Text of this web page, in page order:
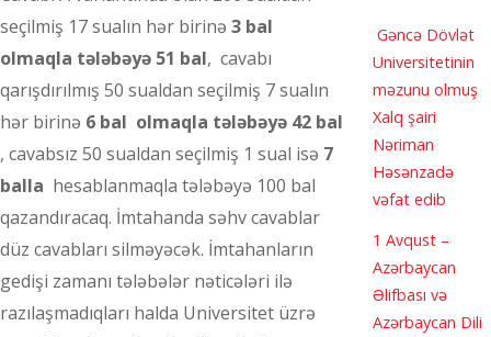
seçilmiş 17 sualın hər birinə 3 bal
olmaqla tələbəyə 51 bal, cavabı
qarışdırılmış 50 sualdan seçilmiş 7 sualın
hər birinə 6 bal olmaqla tələbəyə 42 bal
, cavabsız 50 sualdan seçilmiş 1 sual isə 7
balla hesablanmaqla tələbəyə 100 bal
qazandıracaq. İmtahanda səhv cavablar
düz cavabları silməyəcək. İmtahanların
gedişi zamanı tələbələr nəticələri ilə
razılaşmadıqları halda Universitet üzrə
Gəncə Dövlət
Universitetinin
məzunu olmuş
Xalq şairi
Nəriman
Həsənzadə
vəfat edib
1 Avqust –
Azərbaycan
Əlifbası və
Azərbaycan Dili